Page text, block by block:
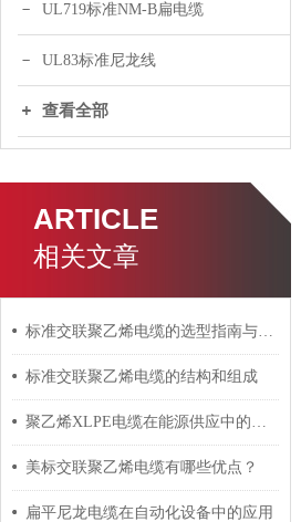
UL719标准NM-B扁电缆
UL83标准尼龙线
查看全部
ARTICLE
相关文章
标准交联聚乙烯电缆的选型指南与设计要点
标准交联聚乙烯电缆的结构和组成
聚乙烯XLPE电缆在能源供应中的应用
美标交联聚乙烯电缆有哪些优点？
扁平尼龙电缆在自动化设备中的应用